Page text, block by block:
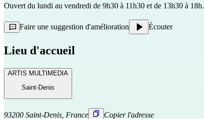
Ouvert du lundi au vendredi de 9h30 à 11h30 et de 13h30 à 18h.
Faire une suggestion d'amélioration Écouter
Lieu d'accueil
ARTIS MULTIMEDIA
Saint-Denis
93200 Saint-Denis, France Copier l'adresse